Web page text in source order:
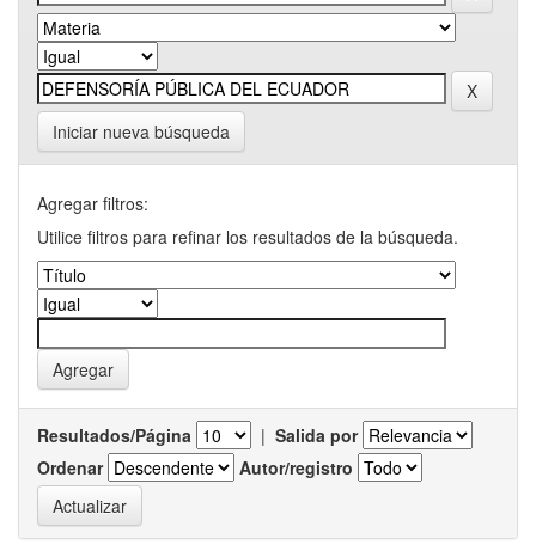
Iniciar nueva búsqueda
Agregar filtros:
Utilice filtros para refinar los resultados de la búsqueda.
Resultados/Página | Salida por
Ordenar
Autor/registro